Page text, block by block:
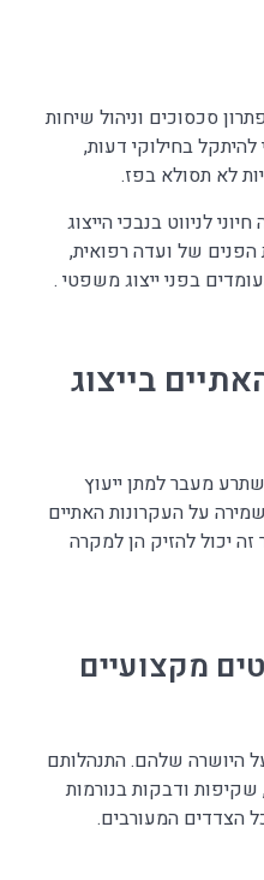
סכסוכים וניהול שיחות
בחילוקי דעות,
לא תסולא בפז.
לניווט בנבכי הייצוג
של ועדה רפואית,
בפני ייצוג משפטי .
בייצוג
מעבר למתן ייעוץ
על העקרונות האתיים
יכול להזיק הן למקרה
מקצועיים
היושרה שלהם. התנהלותם
שקיפות ודבקות בנורמות
הצדדים המעורבים.